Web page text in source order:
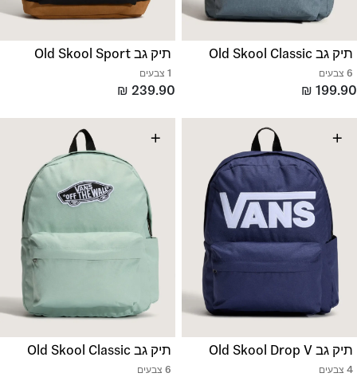
תיק גב Old Skool Classic
6 צבעים
₪ 199.90
תיק גב Old Skool Sport
1 צבעים
₪ 239.90
+
תיק גב Old Skool Drop V
4 צבעים
+
תיק גב Old Skool Classic
6 צבעים